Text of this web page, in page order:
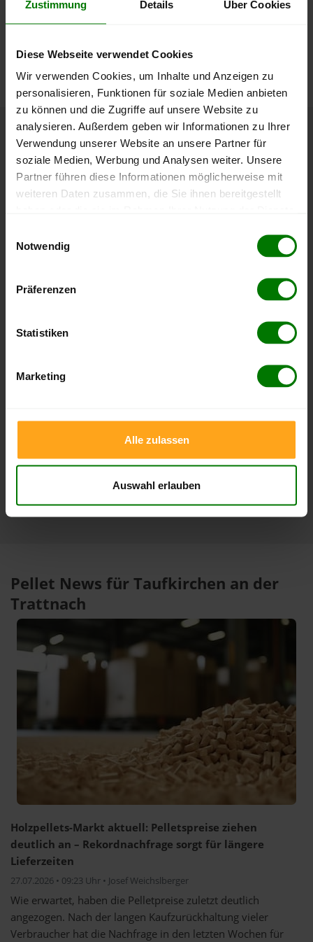
Zustimmung Details Über Cookies
Diese Webseite verwendet Cookies
Wir verwenden Cookies, um Inhalte und Anzeigen zu
personalisieren, Funktionen für soziale Medien anbieten
zu können und die Zugriffe auf unsere Website zu
analysieren. Außerdem geben wir Informationen zu Ihrer
Verwendung unserer Website an unsere Partner für
soziale Medien, Werbung und Analysen weiter. Unsere
Partner führen diese Informationen möglicherweise mit
weiteren Daten zusammen, die Sie ihnen bereitgestellt
Notwendig
Präferenzen
Statistiken
Marketing
Alle zulassen
Auswahl erlauben
lose Ware
können Sie jederzeit auf unsererPelletspreise
nachvollziehen.
Höchst- und Tiefststände der
Pelletspreise in Taufkirchen an der
Trattnach
Pelletspreise für lose Holzpellets
. Das dazugehörige
Datum zeigt, wann der Höchst- oder Tiefststand im
Tiefststand
412,00 €
3 Monate 412,00 €
07.08.2026
397,00 €
1 Jahr 440,00 € 305,33 €
Pellet News für Taufkirchen an der
Trattnach
Holzpellets-Markt aktuell: Pelletspreise ziehen
deutlich an – Rekordnachfrage sorgt für längere
Lieferzeiten
27.07.2026 • 09:23 Uhr • Josef Weichslberger
Wie erwartet, haben die Pelletpreise zuletzt deutlich
angezogen. Nach der langen Kaufzurückhaltung vieler
Verbraucher hat die Nachfrage in den letzten Wochen für